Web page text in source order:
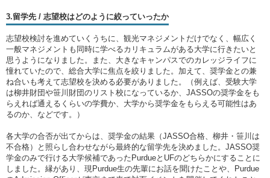
3.留学先 / 志望校はどのように絞っていったか
志望校検討を進めていくうちに、観光マネジメントだけでなく、幅広く
一般マネジメントも同時に学べるカリキュラムがある大学に行きたいと
思うようになりました。また、大きなキャンパスでのカレッジライフに
憧れていたので、総合大学に焦点を絞りました。加えて、奨学金との兼
ね合いも考えて志望校を決める必要がありました。（例えば、受験大学
は柳井財団や笹川財団のリスト校になっているか、JASSOの奨学金をも
らえれば通えるくらいの学費か、大学から奨学金をもらえる可能性はあ
るのか、などです。）
各大学の合否が出てからは、奨学金の結果（JASSO合格、柳井・笹川は
不合格）と照らし合わせながら最終的な留学先を決めました。JASSO奨
学金のみで行ける大学候補であったPurdueとUFのどちらかにすることに
しました。縁があり、現Purdue生の先輩にお話を聞けたことや、Purdue